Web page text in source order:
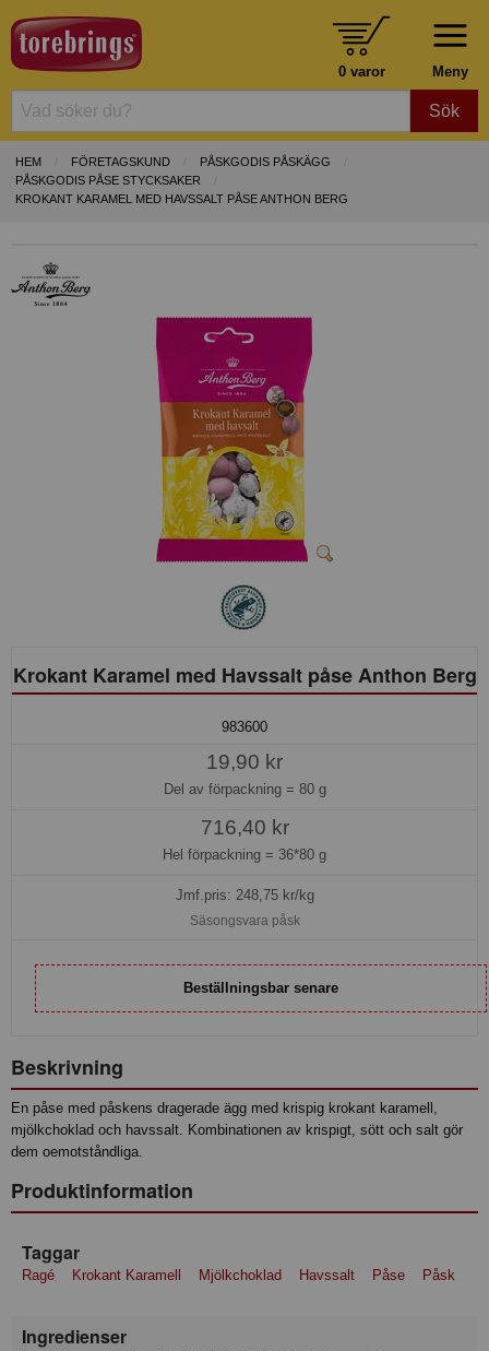
Meny
0 varor
Sök
HEM FÖRETAGSKUND
PÅSKGODIS PÅSKÄGG
PÅSKGODIS PÅSE STYCKSAKER
KROKANT KARAMEL MED HAVSSALT PÅSE ANTHON BERG
Krokant Karamel med Havssalt påse Anthon Berg
983600
19,90 kr
Del av förpackning = 80 g
716,40 kr
Hel förpackning = 36*80 g
Jmf.pris: 248,75kr/kg
Säsongsvara påsk
Beställningsbar senare
Beskrivning
En påse med påskens dragerade ägg med krispig krokant karamell,
mjölkchoklad och havssalt. Kombinationen av krispigt, sött och salt gör
dem oemotståndliga.
Produktinformation
Taggar
Ragé Krokant Karamell Mjölkchoklad Havssalt Påse Påsk
Ingredienser